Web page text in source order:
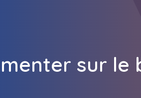
sur le